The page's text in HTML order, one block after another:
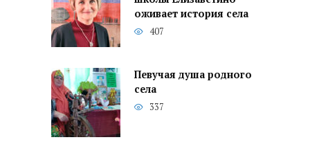
оживает история села
407
Певучая душа родного
села
337